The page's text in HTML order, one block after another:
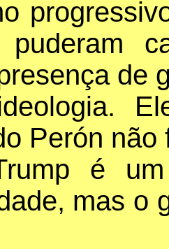
puderam
de
Perón
é
mas o